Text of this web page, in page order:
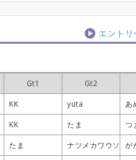
エントリ
Gt1 Gt2
KK yuta あ
KK たま つ
たま ナツメカワウソ が
Gt1 Gt2
KK yuta あ
KK たま つ
たま ナツメカワウソ が
Gt1 Gt2
KK yuta あ
KK たま つ
たま ナツメカワウソ が
Gt1 Gt2
KK yuta あ
KK たま つ
たま ナツメカワウソ が